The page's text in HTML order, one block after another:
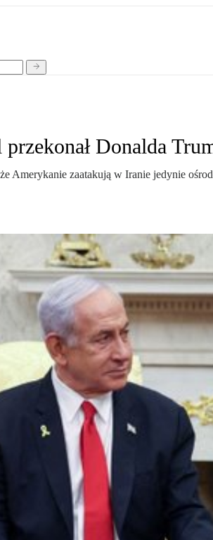
Donalda
Amerykanie zaatakują w Iranie jedynie